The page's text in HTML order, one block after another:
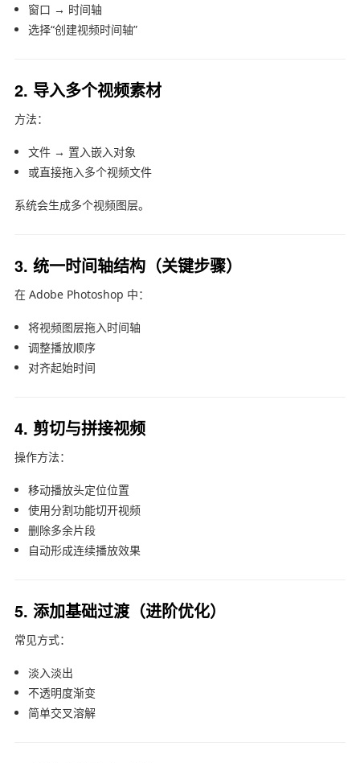
窗口 → 时间轴
选择“创建视频时间轴”
2. 导入多个视频素材
方法：
文件 → 置入嵌入对象
或直接拖入多个视频文件
系统会生成多个视频图层。
3. 统一时间轴结构（关键步骤）
在 Adobe Photoshop 中：
将视频图层拖入时间轴
调整播放顺序
对齐起始时间
4. 剪切与拼接视频
操作方法：
移动播放头定位位置
使用分割功能切开视频
删除多余片段
自动形成连续播放效果
5. 添加基础过渡（进阶优化）
常见方式：
淡入淡出
不透明度渐变
简单交叉溶解